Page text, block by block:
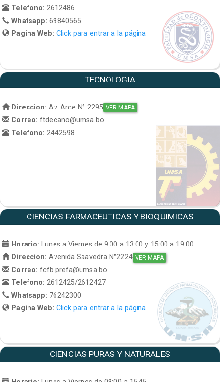
Telefono:2612486
Whatsapp:69840565
Pagina Web: Click para entrar a la página
TECNOLOGIA
Direccion: Av. Arce N° 2295 VER MAPA
Correo:ftdecano@umsa.bo
Telefono: 2442598
CIENCIAS FARMACEUTICAS Y BIOQUIMICAS
Horario: Lunes a Viernes de 9:00 a 13:00 y 15:00 a 19:00
Direccion: Avenida Saavedra N°2224 VER MAPA
Correo:fcfb.prefa@umsa.bo
Telefono:2612425/2612427
Whatsapp: 76242300
Pagina Web: Click para entrar a la página
CIENCIAS PURAS Y NATURALES